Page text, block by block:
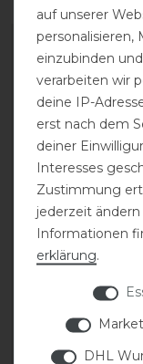
-20%
Eskadron Classic
26 Mesh
statt 49,95 €
39,96 € *
Paar
auf unserer
personalisieren,
einzubinden
verarbeiten wir
deine IP-
erst nach dem
deiner
Interesses
Zustimmung
jederzeit
Informationen
erklärung.
DHL